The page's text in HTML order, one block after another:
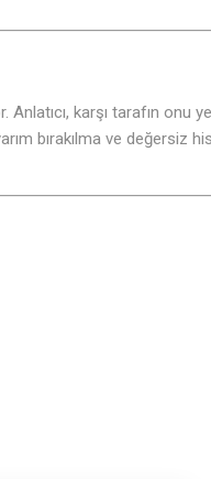
Anlatıcı, karşı tarafın onu
bırakılma ve değersiz